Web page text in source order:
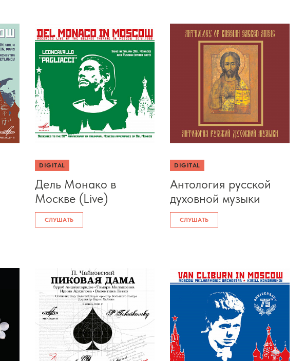
DIGITAL
Дель Монако в
Москве (Live)
СЛУШАТЬ
DIGITAL
Антология русской
духовной музыки
СЛУШАТЬ